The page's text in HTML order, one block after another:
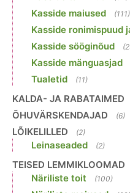
Kasside maiused (111)
Kasside ronimispuud
Kasside sööginõud
Kasside mänguasjad
Tualetid (11)
KALDA- JA RABATAIMED
ÕHUVÄRSKENDAJAD (6)
LÕIKELILLED (2)
Leinaseaded (2)
TEISED LEMMIKLOOMAD
Näriliste toit (100)